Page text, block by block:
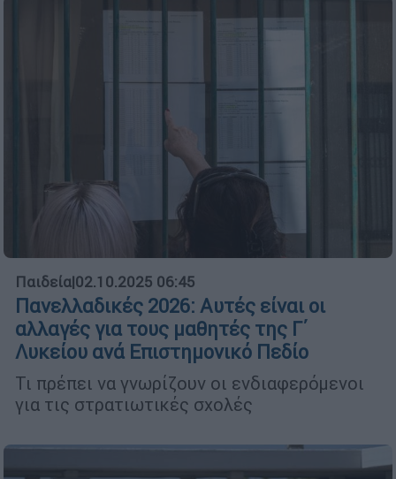
Παιδεία|02.10.2025 06:45
Πανελλαδικές 2026: Αυτές είναι οι
αλλαγές για τους μαθητές της Γ΄
Λυκείου ανά Επιστημονικό Πεδίο
Τι πρέπει να γνωρίζουν οι ενδιαφερόμενοι
για τις στρατιωτικές σχολές